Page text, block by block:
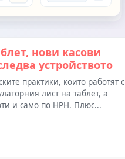
нови касови
устройството
практики, които работят с
лист на таблет, а
и само по НРН. Плюс...